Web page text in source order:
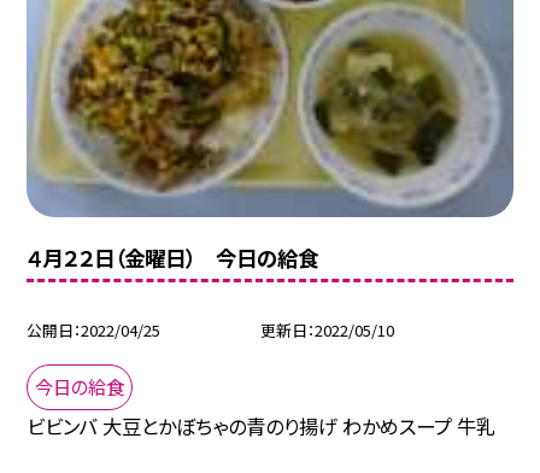
４月２２日（金曜日） 今日の給食
公開日 2022/04/25 更新日 2022/05/10
今日の給食
ビビンバ 大豆とかぼちゃの青のり揚げ わかめスープ 牛乳